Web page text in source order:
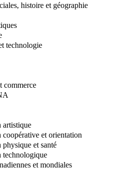
histoire et géographie
technologie
commerce
artistique
coopérative et orientation
physique et santé
technologique
et mondiales